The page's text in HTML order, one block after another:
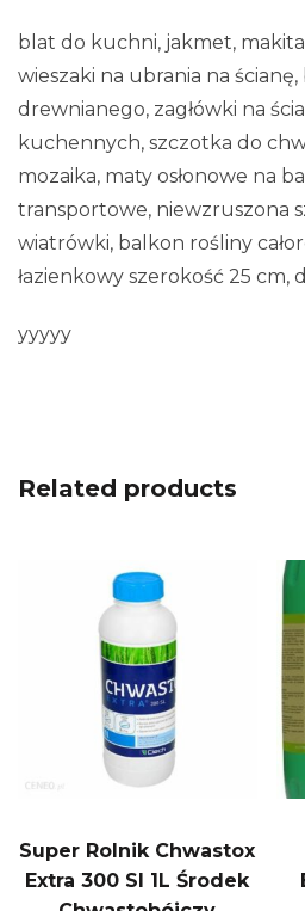
blat do kuchni, jakmet, makita
wieszaki na ubrania na
drewnianego, zagłówki na
kuchennych, szczotka do
mozaika, maty osłonowe na
transportowe, niewzruszona
wiatrówki, balkon rośliny
łazienkowy szerokość 25 cm,
yyyyy
Related products
Super Rolnik Chwastox
Extra 300 Sl 1L Środek